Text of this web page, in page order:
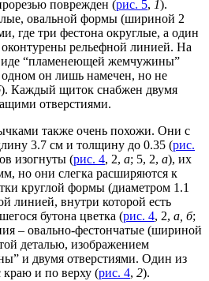
поврежден (рис. 5, 1).
овальной формы (шириной 2
где три фестона округлые, а один
рельефной линией. На
“пламенеющей жемчужины”
одном он лишь намечен, но не
). Каждый щиток снабжен двумя
отверстиями.
также очень похожи. Они с
3.7 см и толщину до 0.35 (рис.
изогнуты (рис. 4, 2, а; 5, 2, а), их
но они слегка расширяются к
круглой формы (диаметром 1.1
линией, внутри которой есть
бутона цветка (рис. 4, 2, а, б;
– овально-фестончатые (шириной
деталью, изображением
и двумя отверстиями. Один из
и по верху (рис. 4, 2).